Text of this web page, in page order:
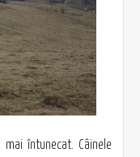
întunecat. Câinele